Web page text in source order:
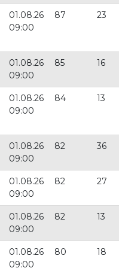
01.08.26
09:00
87 23
01.08.26
09:00
85 16
01.08.26
09:00
84 13
01.08.26
09:00
82 36
01.08.26
09:00
82 27
01.08.26
09:00
82 13
01.08.26
09:00
80 18